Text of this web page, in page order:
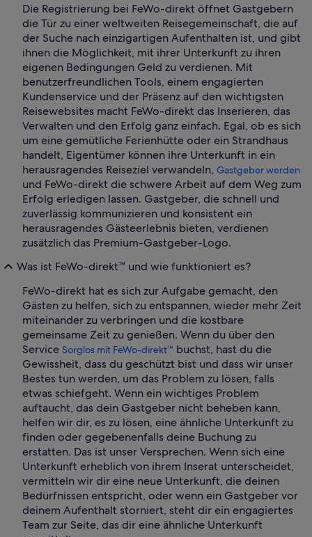
Die Registrierung bei FeWo-direkt öffnet Gastgebern
die Tür zu einer weltweiten Reisegemeinschaft, die auf
der Suche nach einzigartigen Aufenthalten ist, und gibt
ihnen die Möglichkeit, mit ihrer Unterkunft zu ihren
eigenen Bedingungen Geld zu verdienen. Mit
benutzerfreundlichen Tools, einem engagierten
Kundenservice und der Präsenz auf den wichtigsten
Reisewebsites macht FeWo-direkt das Inserieren, das
Verwalten und den Erfolg ganz einfach. Egal, ob es sich
um eine gemütliche Ferienhütte oder ein Strandhaus
handelt, Eigentümer können ihre Unterkunft in ein
herausragendes Reiseziel verwandeln, Gastgeber werden
und FeWo-direkt die schwere Arbeit auf dem Weg zum
Erfolg erledigen lassen. Gastgeber, die schnell und
zuverlässig kommunizieren und konsistent ein
herausragendes Gästeerlebnis bieten, verdienen
zusätzlich das Premium-Gastgeber-Logo.
Was ist FeWo-direkt™ und wie funktioniert es?
FeWo-direkt hat es sich zur Aufgabe gemacht, den
Gästen zu helfen, sich zu entspannen, wieder mehr Zeit
miteinander zu verbringen und die kostbare
gemeinsame Zeit zu genießen. Wenn du über den
Service Sorglos mit FeWo-direkt™ buchst, hast du die
Gewissheit, dass du geschützt bist und dass wir unser
Bestes tun werden, um das Problem zu lösen, falls
etwas schiefgeht. Wenn ein wichtiges Problem
auftaucht, das dein Gastgeber nicht beheben kann,
helfen wir dir, es zu lösen, eine ähnliche Unterkunft zu
finden oder gegebenenfalls deine Buchung zu
erstatten. Das ist unser Versprechen. Wenn sich eine
Unterkunft erheblich von ihrem Inserat unterscheidet,
vermitteln wir dir eine neue Unterkunft, die deinen
Bedürfnissen entspricht, oder wenn ein Gastgeber vor
deinem Aufenthalt storniert, steht dir ein engagiertes
Team zur Seite, das dir eine ähnliche Unterkunft